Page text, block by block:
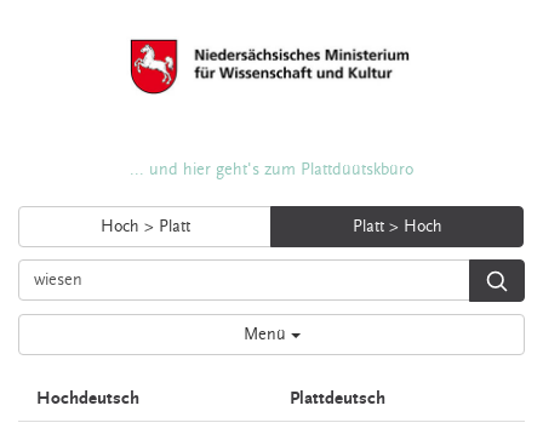
... und hier geht's zum Plattdüütskbüro
Hoch > Platt Platt > Hoch
Menü
Hochdeutsch Plattdeutsch